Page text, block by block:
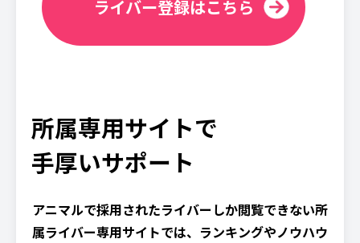
ライバー登録はこちら
所属専用サイトで
手厚いサポート
アニマルで採用されたライバーしか閲覧できない所
属ライバー専用サイトでは、ランキングやノウハウ